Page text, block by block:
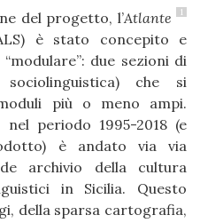
1
del progetto, l’Atlante
è stato concepito e
due sezioni di
che si
più o meno ampi.
periodo 1995-2018 (e
è andato via via
archivio della cultura
in Sicilia. Questo
della sparsa cartografia,